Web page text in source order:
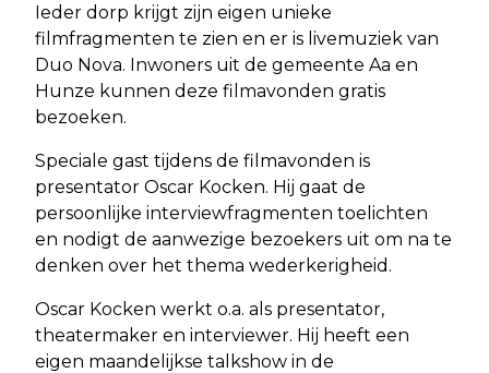
Ieder dorp krijgt zijn eigen unieke
filmfragmenten te zien en er is livemuziek van
Duo Nova. Inwoners uit de gemeente Aa en
Hunze kunnen deze filmavonden gratis
bezoeken.
Speciale gast tijdens de filmavonden is
presentator Oscar Kocken. Hij gaat de
persoonlijke interviewfragmenten toelichten
en nodigt de aanwezige bezoekers uit om na te
denken over het thema wederkerigheid.
Oscar Kocken werkt o.a. als presentator,
theatermaker en interviewer. Hij heeft een
eigen maandelijkse talkshow in de